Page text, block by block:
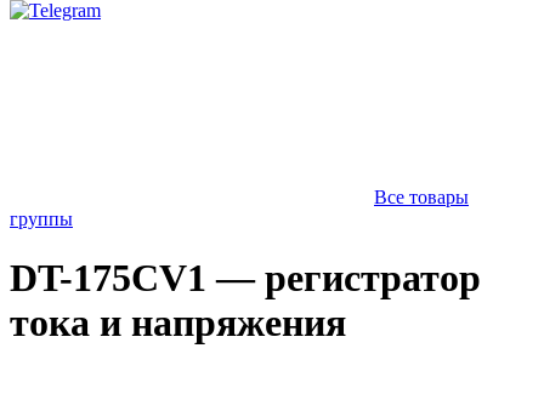
Все товары
группы
DT-175CV1 — регистратор
тока и напряжения